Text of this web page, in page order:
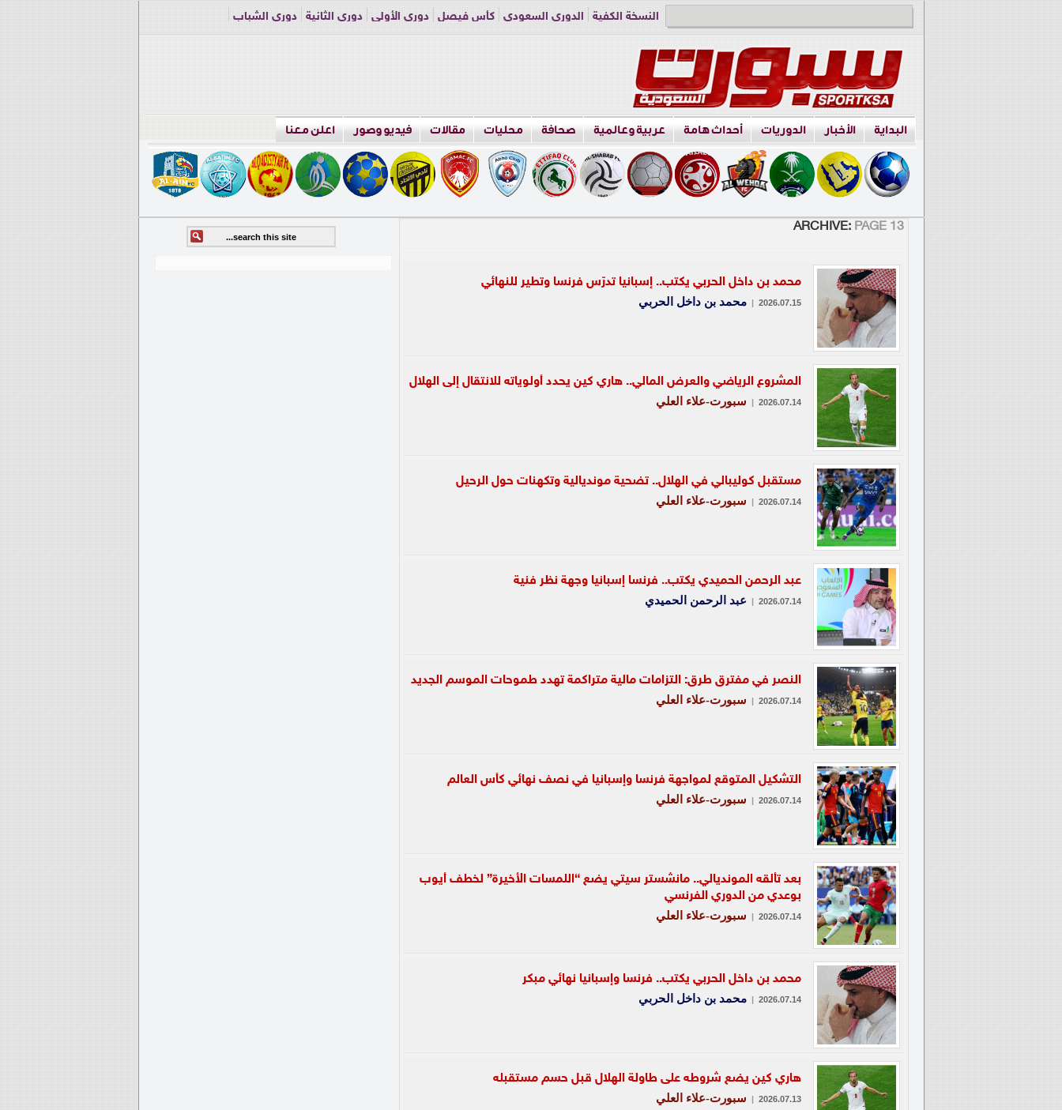
النسخة الكفية الدوري السعودي كأس فيصل دوري الأولى دوري الثانية
دوري الشباب
البداية الأخبار الدوريات أحداث هامة عربية وعالمية صحافة محليات مقالات فيديو وصور اعلن معنا
ARCHIVE: PAGE 13
محمد بن داخل الحربي يكتب.. إسبانيا تدرّس فرنسا وتطير للنهائي
2026.07.15
| محمد بن داخل الحربي
المشروع الرياضي والعرض المالي.. هاري كين يحدد أولوياته للانتقال إلى الهلال
2026.07.14
| سبورت-علاء العلي
مستقبل كوليبالي في الهلال.. تضحية مونديالية وتكهنات حول الرحيل
2026.07.14
| سبورت-علاء العلي
عبد الرحمن الحميدي يكتب.. فرنسا إسبانيا وجهة نظر فنية
2026.07.14
| عبد الرحمن الحميدي
النصر في مفترق طرق: التزامات مالية متراكمة تهدد طموحات الموسم الجديد
2026.07.14
| سبورت-علاء العلي
التشكيل المتوقع لمواجهة فرنسا وإسبانيا في نصف نهائي كأس العالم
2026.07.14
| سبورت-علاء العلي
بعد تألقه المونديالي.. مانشستر سيتي يضع “اللمسات الأخيرة” لخطف أيوب
بوعدي من الدوري الفرنسي
2026.07.14
| سبورت-علاء العلي
محمد بن داخل الحربي يكتب.. فرنسا وإسبانيا نهائي مبكر
2026.07.14
| محمد بن داخل الحربي
هاري كين يضع شروطه على طاولة الهلال قبل حسم مستقبله
2026.07.13
| سبورت-علاء العلي